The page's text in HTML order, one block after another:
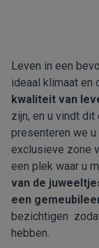
Leven in een
ideaal klimaat en
kwaliteit van
zijn, en u vindt dit
presenteren we
exclusieve zone
een plek waar u
van de
een
bezichtigen
hebben.